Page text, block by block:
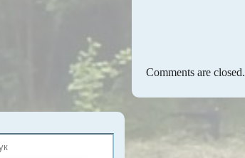
Comments are closed.